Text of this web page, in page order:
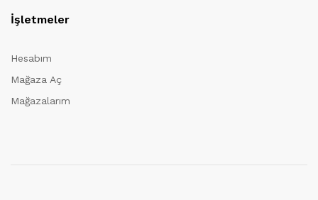
İşletmeler
Hesabım
Mağaza Aç
Mağazalarım